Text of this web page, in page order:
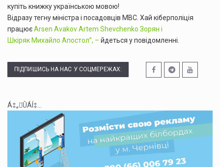
купіть книжку українською мовою!
Відразу тегну міністра і посадовців МВС. Хай кіберполіція
працюєArsen AvakovArtem Shevchenko Зорян і
Шкіряк Михайло Апостол”, – йдеться у повідомленні.
ПІДПИШИСЬ НА НАС У СОЦМЕРЕЖАХ:
Á‡„ÛÁÍ‡...